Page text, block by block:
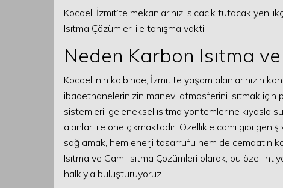
Kocaeli İzmit’te mekanlarınızı sıcacık tutacak
Isıtma Çözümleri ile tanışma vakti.
Neden Karbon Isıtma
Kocaeli’nin kalbinde, İzmit’te yaşam alanlarınızın
ibadethanelerinizin manevi atmosferini ısıtmak için
sistemleri, geleneksel ısıtma yöntemlerine kıyasla
alanları ile öne çıkmaktadır. Özellikle cami gibi
sağlamak, hem enerji tasarrufu hem de cemaatin
Isıtma ve Cami Isıtma Çözümleri olarak, bu özel
halkıyla buluşturuyoruz.